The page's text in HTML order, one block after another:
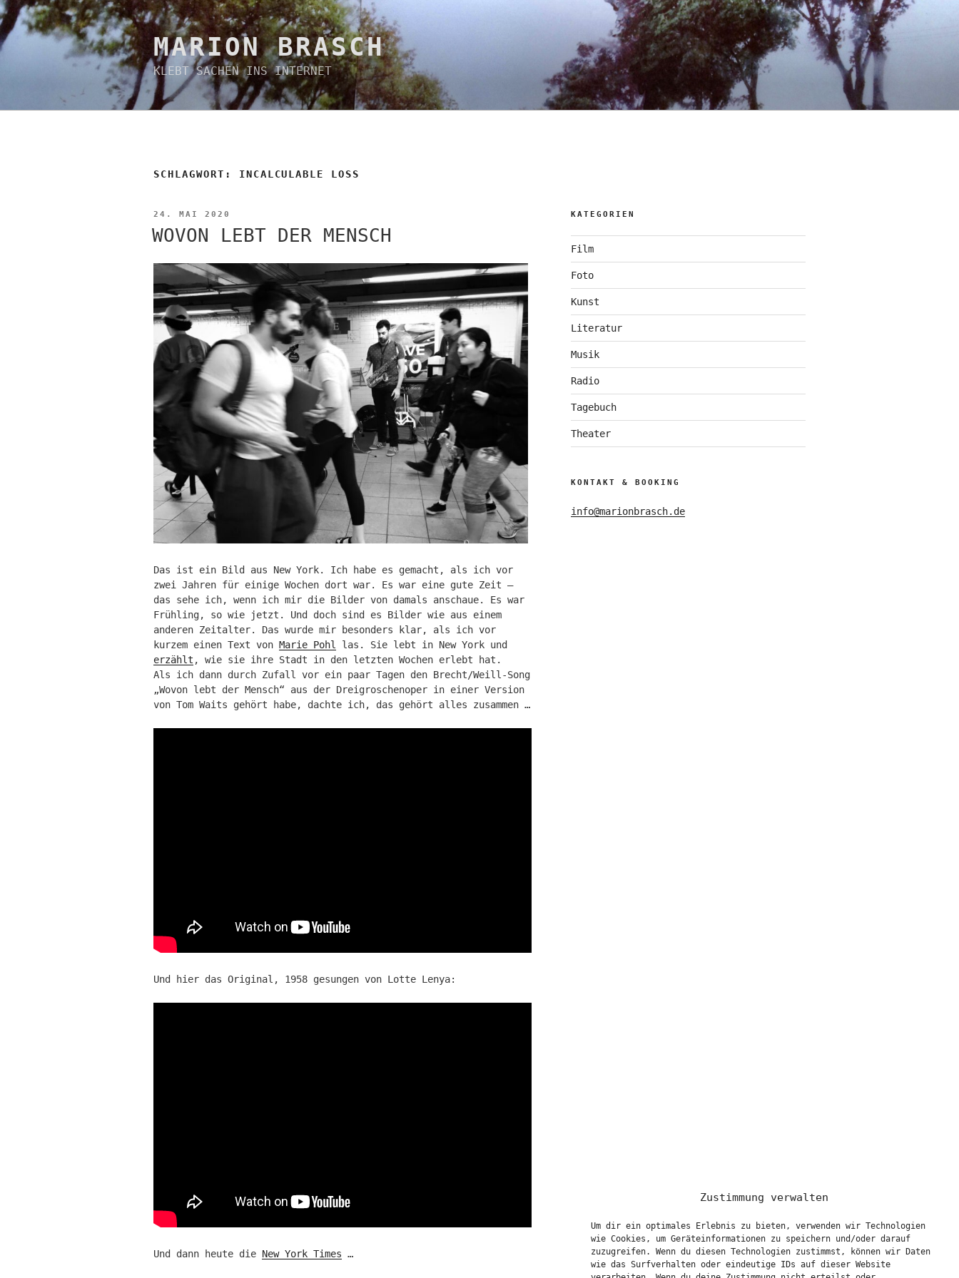
Zustimmung verwalten
Um dir ein optimales Erlebnis zu bieten, verwenden wir Technologien
wie Cookies, um Geräteinformationen zu speichern und/oder darauf
zuzugreifen. Wenn du diesen Technologien zustimmst, können wir Daten
wie das Surfverhalten oder eindeutige IDs auf dieser Website
Zum
Inhalt
springen
MARION BRASCH
KLEBT SACHEN INS INTERNET
SCHLAGWORT: INCALCULABLE LOSS
VERÖFFENTLICHT
24. MAI 2020
WOVON LEBT DER MENSCH
Das ist ein Bild aus New York. Ich habe es gemacht, als ich vor
zwei Jahren für einige Wochen dort war. Es war eine gute Zeit –
das sehe ich, wenn ich mir die Bilder von damals anschaue. Es war
Frühling, so wie jetzt. Und doch sind es Bilder wie aus einem
anderen Zeitalter. Das wurde mir besonders klar, als ich vor
kurzem einen Text vonMarie Pohl
las. Sie lebt in New York und
erzählt , wie sie ihre Stadt in den letzten Wochen erlebt hat.
Als ich dann durch Zufall vor ein paar Tagen den Brecht/Weill-Song
„Wovon lebt der Mensch“ aus der Dreigroschenoper in einer Version
von Tom Waits gehört habe, dachte ich, das gehört alles zusammen …
Und hier das Original, 1958 gesungen von Lotte Lenya:
Und dann heute die New York Times …
KATEGORIEN
Film
Foto
Kunst
Literatur
Musik
Radio
Tagebuch
Theater
KONTAKT & BOOKING
info@marionbrasch.de